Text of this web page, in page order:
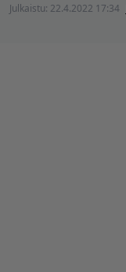
Julkaistu: 22.4.2022 17:34